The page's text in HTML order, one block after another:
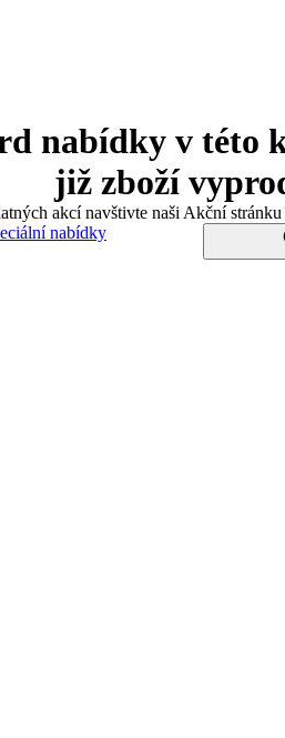
nabídky v této
již zboží
akcí navštivte naši Akční
nabídky